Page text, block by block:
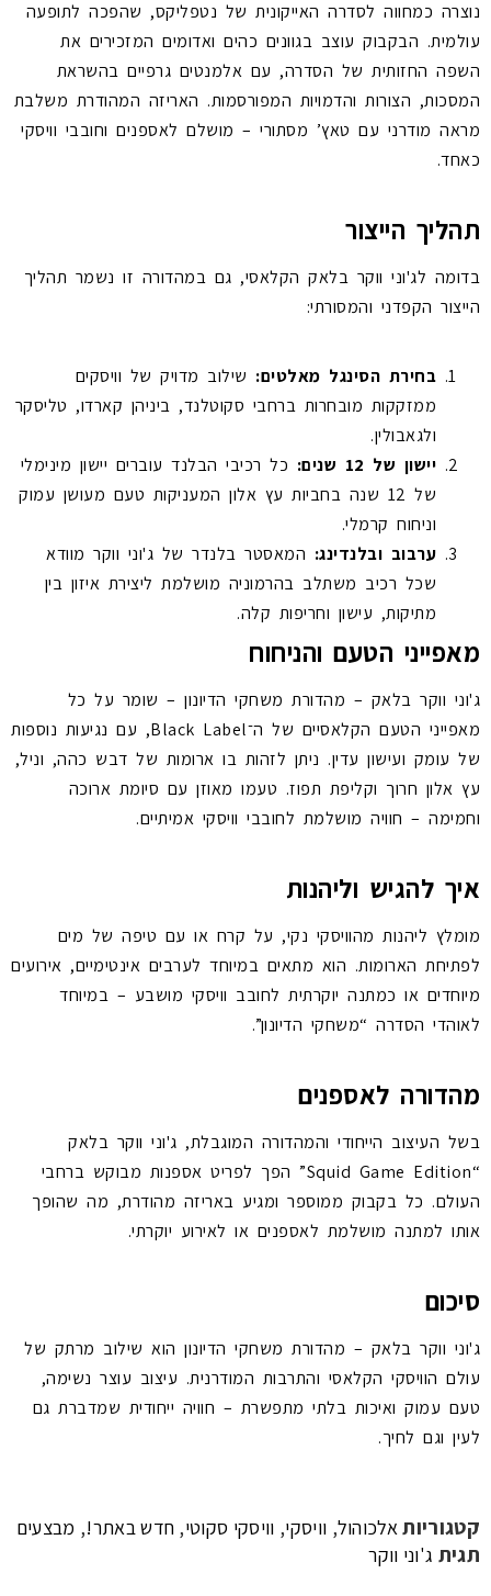
נוצרה כמחווה לסדרה האייקונית של נטפליקס, שהפכה לתופעה
עולמית. הבקבוק עוצב בגוונים כהים ואדומים המזכירים את
השפה החזותית של הסדרה, עם אלמנטים גרפיים בהשראת
המסכות, הצורות והדמויות המפורסמות. האריזה המהודרת משלבת
מראה מודרני עם טאץ’ מסתורי – מושלם לאספנים וחובבי וויסקי
כאחד.
תהליך הייצור
בדומה לג'וני ווקר בלאק הקלאסי, גם במהדורה זו נשמר תהליך
הייצור הקפדני והמסורתי:
בחירת הסינגל מאלטים: שילוב מדויק של וויסקים
ממזקקות מובחרות ברחבי סקוטלנד, ביניהן קארדו, טליסקר
ולגאבולין.
יישון של 12 שנים:
כל רכיבי הבלנד עוברים יישון מינימלי
של 12 שנה בחביות עץ אלון המעניקות טעם מעושן עמוק
וניחוח קרמלי.
ערבוב ובלנדינג: המאסטר בלנדר של ג'וני ווקר מוודא
שכל רכיב משתלב בהרמוניה מושלמת ליצירת איזון בין
מתיקות, עישון וחריפות קלה.
מאפייני הטעם והניחוח
ג'וני ווקר בלאק – מהדורת משחקי הדיונון – שומר על כל
מאפייני הטעם הקלאסיים של ה־Black Label, עם נגיעות נוספות
של עומק ועישון עדין. ניתן לזהות בו ארומות של דבש כהה, וניל,
עץ אלון חרוך וקליפת תפוז. טעמו מאוזן עם סיומת ארוכה
וחמימה – חוויה מושלמת לחובבי וויסקי אמיתיים.
איך להגיש וליהנות
מומלץ ליהנות מהוויסקי נקי, על קרח או עם טיפה של מים
לפתיחת הארומות. הוא מתאים במיוחד לערבים אינטימיים, אירועים
מיוחדים או כמתנה יוקרתית לחובב וויסקי מושבע – במיוחד
לאוהדי הסדרה “משחקי הדיונון”.
מהדורה לאספנים
בשל העיצוב הייחודי והמהדורה המוגבלת, ג'וני ווקר בלאק
“Squid Game Edition” הפך לפריט אספנות מבוקש ברחבי
העולם. כל בקבוק ממוספר ומגיע באריזה מהודרת, מה שהופך
אותו למתנה מושלמת לאספנים או לאירוע יוקרתי.
סיכום
ג'וני ווקר בלאק – מהדורת משחקי הדיונון הוא שילוב מרתק של
עולם הוויסקי הקלאסי והתרבות המודרנית. עיצוב עוצר נשימה,
טעם עמוק ואיכות בלתי מתפשרת – חוויה ייחודית שמדברת גם
לעין וגם לחיך.
קטגוריותאלכוהול, וויסקי, וויסקי סקוטי, חדש באתר!, מבצעים
תגית ג'וני ווקר